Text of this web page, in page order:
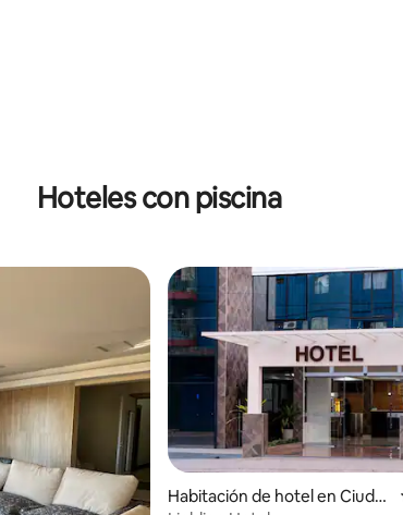
reseñas
Hoteles con piscina
Habitación de hotel en Ciuda